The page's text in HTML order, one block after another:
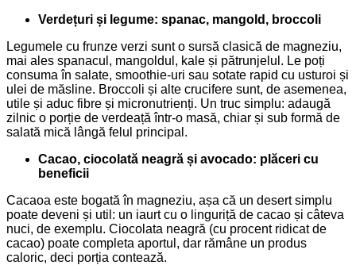
Verdețuri și legume: spanac, mangold, broccoli
Legumele cu frunze verzi sunt o sursă clasică de magneziu,
mai ales spanacul, mangoldul, kale și pătrunjelul. Le poți
consuma în salate, smoothie-uri sau sotate rapid cu usturoi și
ulei de măsline. Broccoli și alte crucifere sunt, de asemenea,
utile și aduc fibre și micronutrienți. Un truc simplu: adaugă
zilnic o porție de verdeață într-o masă, chiar și sub formă de
salată mică lângă felul principal.
Cacao, ciocolată neagră și avocado: plăceri cu
beneficii
Cacaoa este bogată în magneziu, așa că un desert simplu
poate deveni și util: un iaurt cu o linguriță de cacao și câteva
nuci, de exemplu. Ciocolata neagră (cu procent ridicat de
cacao) poate completa aportul, dar rămâne un produs
caloric, deci porția contează.